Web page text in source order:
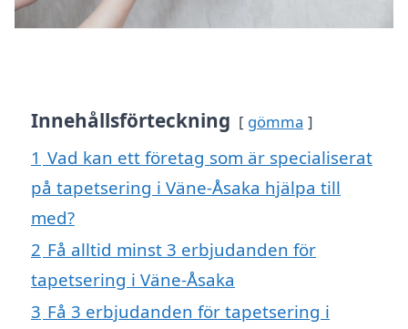
Innehållsförteckning gömma
1 Vad kan ett företag som är specialiserat
på tapetsering i Väne-Åsaka hjälpa till
med?
2 Få alltid minst 3 erbjudanden för
tapetsering i Väne-Åsaka
3 Få 3 erbjudanden för tapetsering i